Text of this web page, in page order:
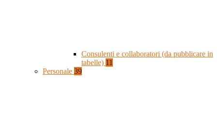
Consulenti e collaboratori (da pubblicare in
tabelle) 11
Personale 39